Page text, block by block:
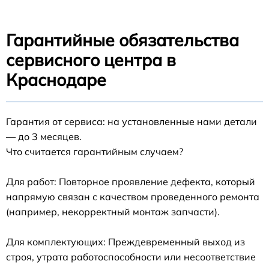
Гарантийные обязательства
сервисного центра в
Краснодаре
Гарантия от сервиса: на установленные нами детали
— до 3 месяцев.
Что считается гарантийным случаем?
Для работ: Повторное проявление дефекта, который
напрямую связан с качеством проведенного ремонта
(например, некорректный монтаж запчасти).
Для комплектующих: Преждевременный выход из
строя, утрата работоспособности или несоответствие